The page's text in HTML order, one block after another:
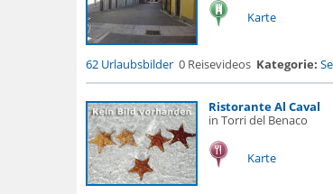
Karte
62 Urlaubsbilder 0 Reisevideos Kategorie:
Ristorante Al Caval
in Torri del Benaco
Karte